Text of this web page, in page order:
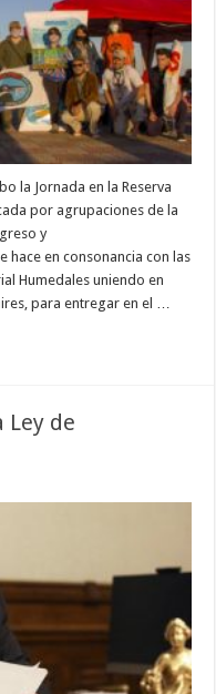
la Jornada en la Reserva
por agrupaciones de la
y
hace en consonancia con las
Humedales uniendo en
para entregar en el …
Ley de